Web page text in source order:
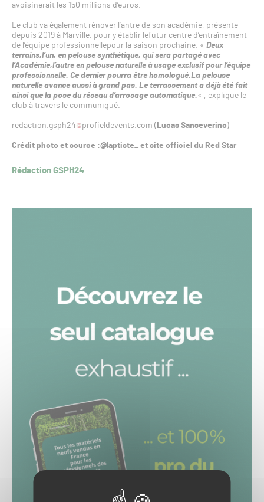
avoisinerait les 150 millions d’euros.
Le club va également rénover l’antre de son académie, présente
depuis 2019 à Marville, pour y établir lefutur centre d’entraînement
de l’équipe professionnellepour la saison prochaine. « Deux
terrains,l’un, en pelouse synthétique, qui sera partagé avec
l’Académie,l’autre en pelouse naturelle à usage exclusif pour l’équipe
professionnelle. Ce dernier pourra être homologué.La pelouse
naturelle avance aussi à grand pas. Le terrassement a déjà été fait
ainsi que la pose du réseau d’arrosage automatique.« , explique le
club à travers le communiqué.
redaction.gsph24 profieldevents.com ( Lucas Sanseverino )
Crédit photo et source :@laptiste_ et site officiel du Red Star
Rédaction GSPH24